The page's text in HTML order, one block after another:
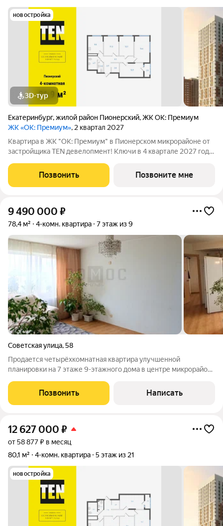
новостройка
3D-тур
Екатеринбург,жилой район Пионерский,ЖК ОК: Премиум
ЖК «ОК: Премиум», 2 квартал 2027
Квартира в ЖК "ОК: Премиум" в Пионерском микрорайоне от
застройщика TEN девелопмент! Ключи в 4 квартале 2027 года.
локацию Основинского парка, включающего 5 домов высотой
от 14 до 31 этажей.
Позвонить Позвоните мне
9 490 000 ₽
78,4 м² 4-комн. квартира 7 этаж из 9
Советская улица,58
Продается четырёхкомнатная квартира улучшенной
планировки на 7 этаже 9-этажного дома в центре микрорайона
расположен в Кировском районе. На этаже три квартиры,
дружелюбные и порядочные соседи не
Позвонить Написать
12 627 000 ₽
от 58 877 ₽ в месяц
80,1 м²
4-комн. квартира 5 этаж из 21
новостройка